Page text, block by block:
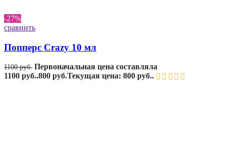
-27%
сравнить
Попперс Crazy 10 мл
1100руб. Первоначальная цена составляла
1100 руб..800 руб.Текущая цена: 800 руб..